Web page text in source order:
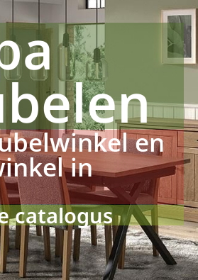
en
in
catalogus